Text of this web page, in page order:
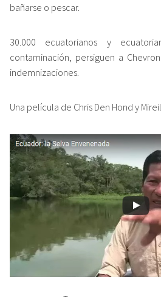
bañarse o pescar.
30.000 ecuatorianos y
contaminación, persiguen a
indemnizaciones.
Una película de Chris Den Hond y